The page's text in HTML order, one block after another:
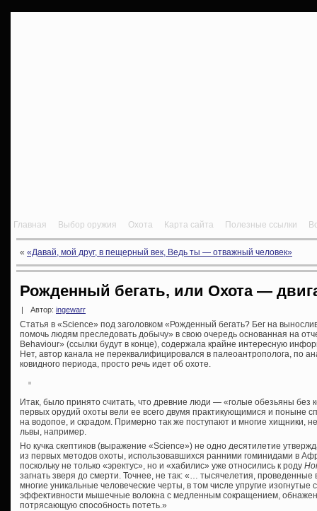
Главная Выбор оружия Охота Карта сайта Полезные ссылки
« «Давай, мой друг, в пещерный век, Ведь ты — отважный человек»
Рожденный бегать, или Охота —
| Автор: ingewarr
Статья в «Science» под заголовком «Рожденный бегать? Бег на
помочь людям преследовать добычу» в свою очередь основанная на
Behaviour» (ссылки будут в конце), содержала крайне интересную
Нет, автор канала не переквалифицировался в палеоантрополога, по
ковидного периода, просто речь идет об охоте.
Итак, было принято считать, что древние люди — «голые обезьяны без
первых орудий охоты вели ее всего двумя практикующимися и поныне
на водопое, и скрадом. Примерно так же поступают и многие хищники,
львы, например.
Но кучка скептиков (выражение «Science») не одно десятилетие
из первых методов охоты, использовавшихся ранними гоминидами в
поскольку не только «эректус», но и «хабилис» уже относились к роду
загнать зверя до смерти. Точнее, не так: «… тысячелетия,
многие уникальные человеческие черты, в том числе упругие
эффективности мышечные волокна с медленным сокращением,
потрясающую способность потеть.»